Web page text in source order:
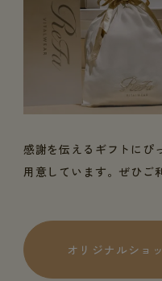
感謝を伝えるギフトにぴ
用意しています。ぜひご
オリジナルショ